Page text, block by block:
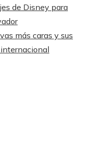
de Disney para
más caras y sus